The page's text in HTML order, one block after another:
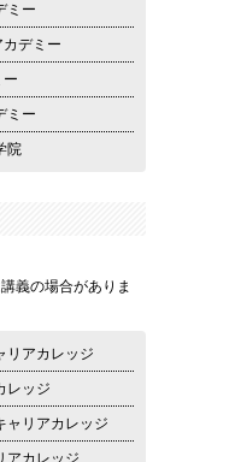
ミー
デミー
ー
ミー
院
義の場合がありま
リアカレッジ
レッジ
ャリアカレッジ
アカレッジ